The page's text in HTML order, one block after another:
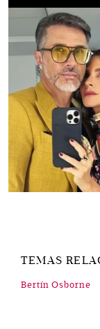
TEMAS
Bertín Osborne